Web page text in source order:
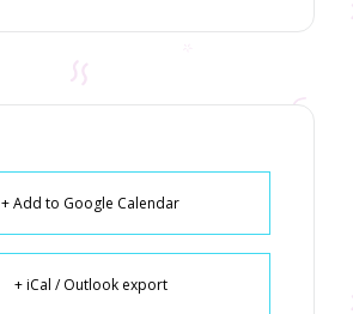
+ Add to Google Calendar
+ iCal / Outlook export